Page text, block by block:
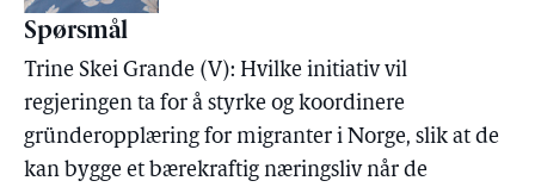
Spørsmål
Trine Skei Grande (V): Hvilke initiativ vil
regjeringen ta for å styrke og koordinere
gründeropplæring for migranter i Norge, slik at de
kan bygge et bærekraftig næringsliv når de